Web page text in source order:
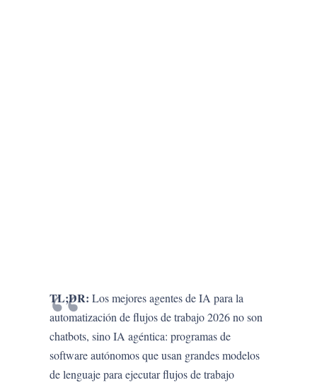
TL;DR: Los mejores agentes de IA para la
automatización de flujos de trabajo 2026 no son
chatbots, sino IA agéntica: programas de
software autónomos que usan grandes modelos
de lenguaje para ejecutar flujos de trabajo